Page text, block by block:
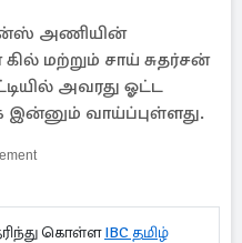
அணியின்
மற்றும் சாய் சுதர்சன்
அவரது ஓட்ட
வாய்ப்புள்ளது.
கொள்ளIBC தமிழ்